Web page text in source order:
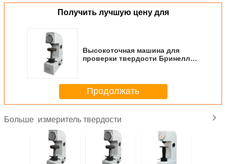
Получить лучшую цену для
Высокоточная машина для
проверки твердости Бринелла,
Продолжать
Больше измеритель твердости